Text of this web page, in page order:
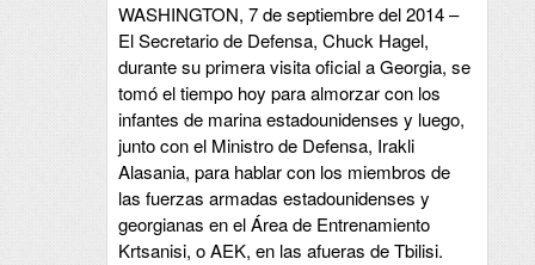
WASHINGTON, 7 de septiembre del 2014 –
El Secretario de Defensa, Chuck Hagel,
durante su primera visita oficial a Georgia, se
tomó el tiempo hoy para almorzar con los
infantes de marina estadounidenses y luego,
junto con el Ministro de Defensa, Irakli
Alasania, para hablar con los miembros de
las fuerzas armadas estadounidenses y
georgianas en el Área de Entrenamiento
Krtsanisi, o AEK, en las afueras de Tbilisi.